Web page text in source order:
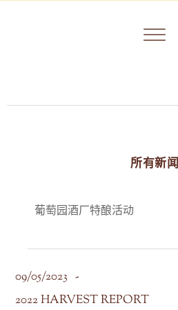
所有新闻
葡萄园酒厂特酿活动
2022 HARVEST REPORT
09/05/2023